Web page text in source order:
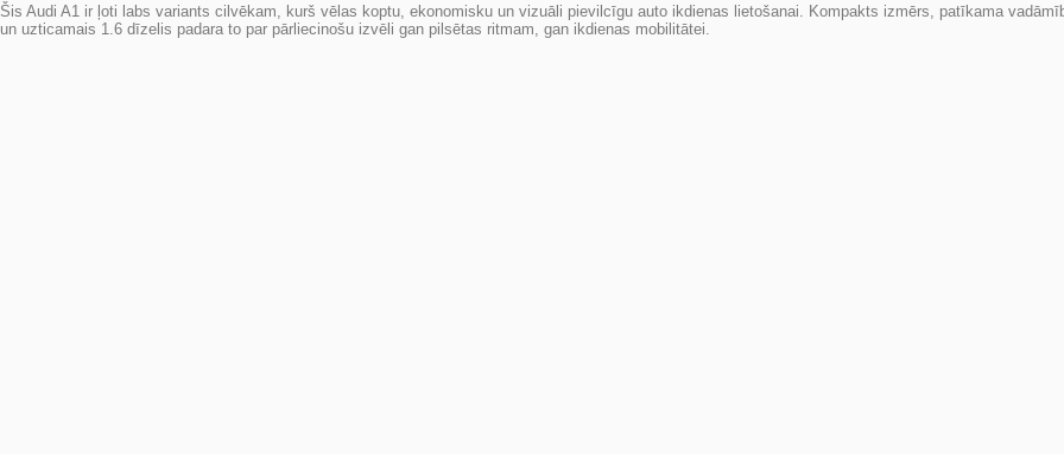
Šis Audi A1 ir ļoti labs variants cilvēkam, kurš vēlas koptu, ekonomisku un vizuāli pievilcīgu auto ikdienas lietošanai. Kompakts izmērs, patīkama
un uzticamais 1.6 dīzelis padara to par pārliecinošu izvēli gan pilsētas ritmam, gan ikdienas mobilitātei.